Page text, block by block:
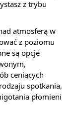
z trybu
atmosferą w
z poziomu
są opcje
ceniących
spotkania,
płomieni